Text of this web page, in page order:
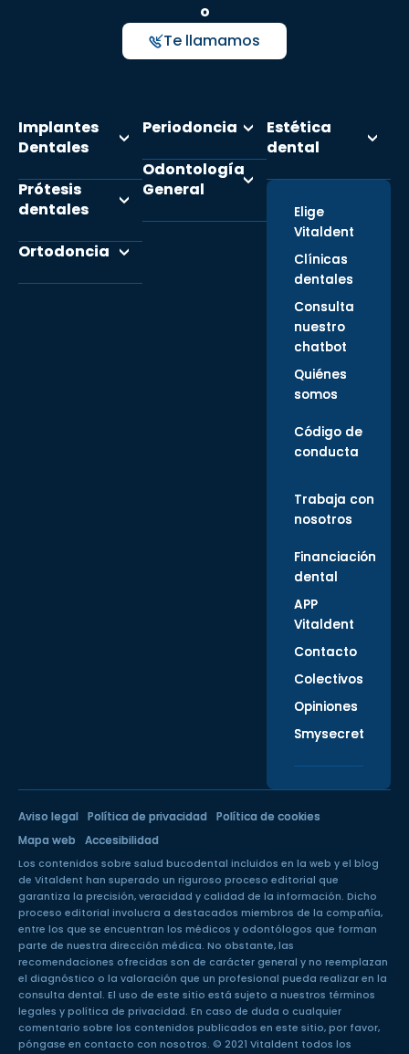
o
Te llamamos
Implantes
Dentales
Prótesis
dentales
Ortodoncia
Periodoncia
Odontología
General
Estética
dental
Elige
Vitaldent
Clínicas
dentales
Consulta
nuestro
chatbot
Quiénes
somos
Código de
conducta
Trabaja con
nosotros
Financiación
dental
APP
Vitaldent
Contacto
Colectivos
Opiniones
Smysecret
Aviso legal Política de privacidad
Política de cookies
Mapa web
Accesibilidad
Los contenidos sobre salud bucodental incluidos en la web y el blog
de Vitaldent han superado un riguroso proceso editorial que
garantiza la precisión, veracidad y calidad de la información. Dicho
proceso editorial involucra a destacados miembros de la compañía,
entre los que se encuentran los médicos y odontólogos que forman
parte de nuestra dirección médica. No obstante, las
recomendaciones ofrecidas son de carácter general y no reemplazan
el diagnóstico o la valoración que un profesional pueda realizar en la
consulta dental. El uso de este sitio está sujeto a nuestros términos
legales y política de privacidad. En caso de duda o cualquier
comentario sobre los contenidos publicados en este sitio, por favor,
póngase en contacto con nosotros. © 2021 Vitaldent todos los